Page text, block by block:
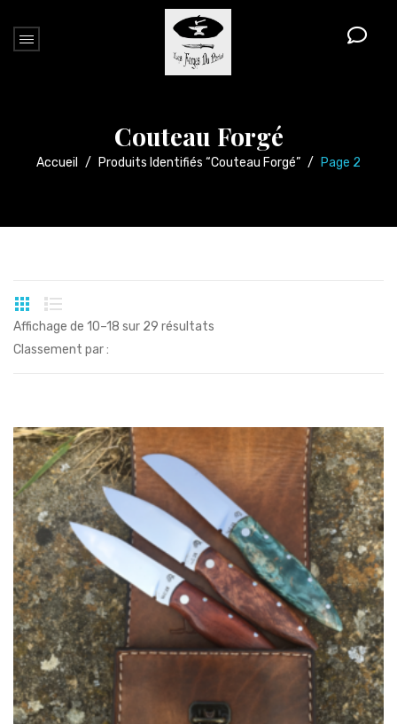
Couteau Forgé
Accueil / Produits Identifiés “couteau Forgé” / Page 2
Affichage de 10–18 sur 29 résultats
Classement par :